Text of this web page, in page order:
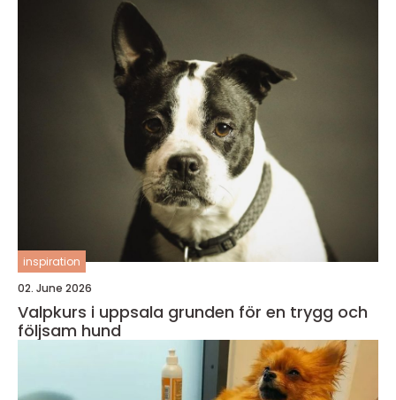
inspiration
02. June 2026
Valpkurs i uppsala grunden för en trygg och
följsam hund